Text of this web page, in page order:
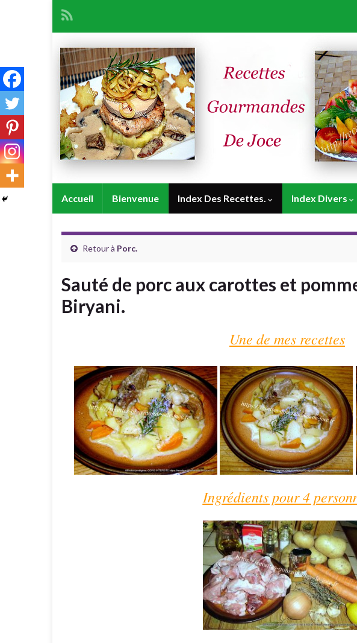
Accueil Bienvenue Index Des Recettes. Index Divers
Retour à Porc.
Sauté de porc aux carottes et
Biryani.
Une de mes recettes
Ingrédients pour 4